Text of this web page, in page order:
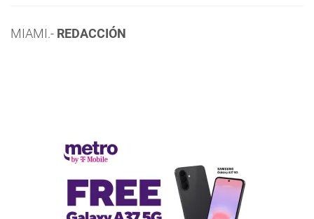
MIAMI.- REDACCIÓN